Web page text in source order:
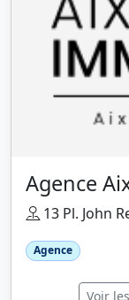
Agence
13 Pl. John
Agence
Voir